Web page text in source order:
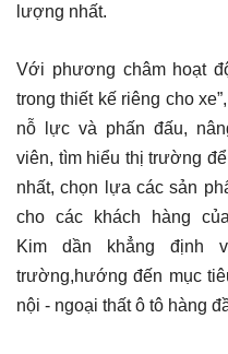
lượng nhất.
Với phương châm hoạt
trong thiết kế riêng cho
nỗ lực và phấn đấu,
viên, tìm hiểu thị trường
nhất, chọn lựa các sản
cho các khách hàng
Kim dần khẳng định
trường,hướng đến mục
nội - ngoại thất ô tô hàng